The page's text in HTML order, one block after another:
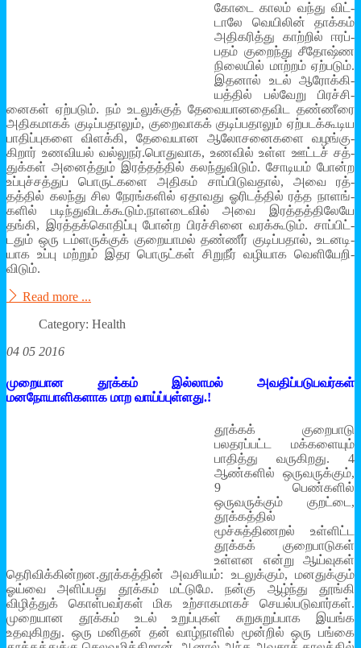
கோடை காலம் வந்து விட்­
டாலே வெயிலின் தாக்கம்
அதி­க­ரித்து காற்றில் ஈரப்­
பதம் குறைந்து சீதோஷ்ண
நிலையில் மாற்றம் ஏற்­படும்.
இதனால் உடல் ஆரோக்­கி­
யத்தில் பல்­வேறு பிரச்­சி­
னைகள் ஏற்­படும். நம் உட­லுக்குத் தேவை­யா­ன­தை­விட தண்­ணீரை
அதி­க­மாகக் குடிப்­ப­தாலும், குறை­வாகக் குடிப்­ப­தாலும் ஏற்­ப­டக்­கூ­டிய
பாதிப்­பு­களை விளக்கி, தேவை­யான ஆலோ­ச­னை­களை வழங்­கு­
கிறார் உண­வியல் வல்­லுநர்.பொது­வாக, உணவில் உள்ள ஊட்டச் சத்­
துக்கள் அனைத்தும் இரத்­தத்தில் கலந்­து­விடும். சோடியம் போன்ற
உப்­புச்­சத்துப் பொருட்­களை அதிகம் சாப்­பி­டு­வதால், அவை ரத்­
தத்தில் கலந்து சில நேரங்­களில் ஏதா­வது ஓரி­டத்தில் ரத்த நாளங்­
களில் படிந்­து­வி­டக்­கூடும்.நாள­டைவில் அவை இரத்­தத்­தி­லேயே
தங்கி, இரத்­தக்­கொ­திப்பு போன்ற பிரச்சினை வரக்­கூடும். சாப்­பிட்­
டதும் ஒரு டம்­ள­ருக்குக் குறை­யாமல் தண்ணீர் குடிப்­பதால், உட­ன­டி­
யாக உப்பு மற்றும் இதர பொருட்கள் சிறுநீர் வழி­யாக வெளி­யே­றி­
விடும்.
Read more ...
Category: Health
04 05 2016
முறையான தூக்கம் இல்லாமல் அவதிப்படுபவர்கள்
மனநோயாளிகளாக மாற வாய்ப்புள்ளது.!
தூக்கக் குறைபாடு
பலதரப்பட்ட மக்களையும்
பாதித்து வருகிறது. 4
ஆண்களில் ஒருவருக்கும்,
9 பெண்களில்
ஒருவருக்கும் குறட்டை,
தூக்கத்தில்
மூச்சுத்திணறல் உள்ளிட்ட
தூக்கக் குறைபாடுகள்
உள்ளன என்று ஆய்வுகள்
தெரிவிக்கின்றன.தூக்கத்தின் அவசியம்: உடலுக்கும், மனதுக்கும்
ஓய்வை அளிப்பது தூக்கம் மட்டுமே. நன்கு ஆழ்ந்து தூங்கி
விழித்துக் கொள்பவர்கள் மிக உற்சாகமாகச் செயல்படுவார்கள்.
முறையான தூக்கம் உடல் உறுப்புகள் சுறுசுறுப்பாக இயங்க
உதவுகிறது. ஒரு மனிதன் தன் வாழ்நாளில் மூன்றில் ஒரு பங்கை